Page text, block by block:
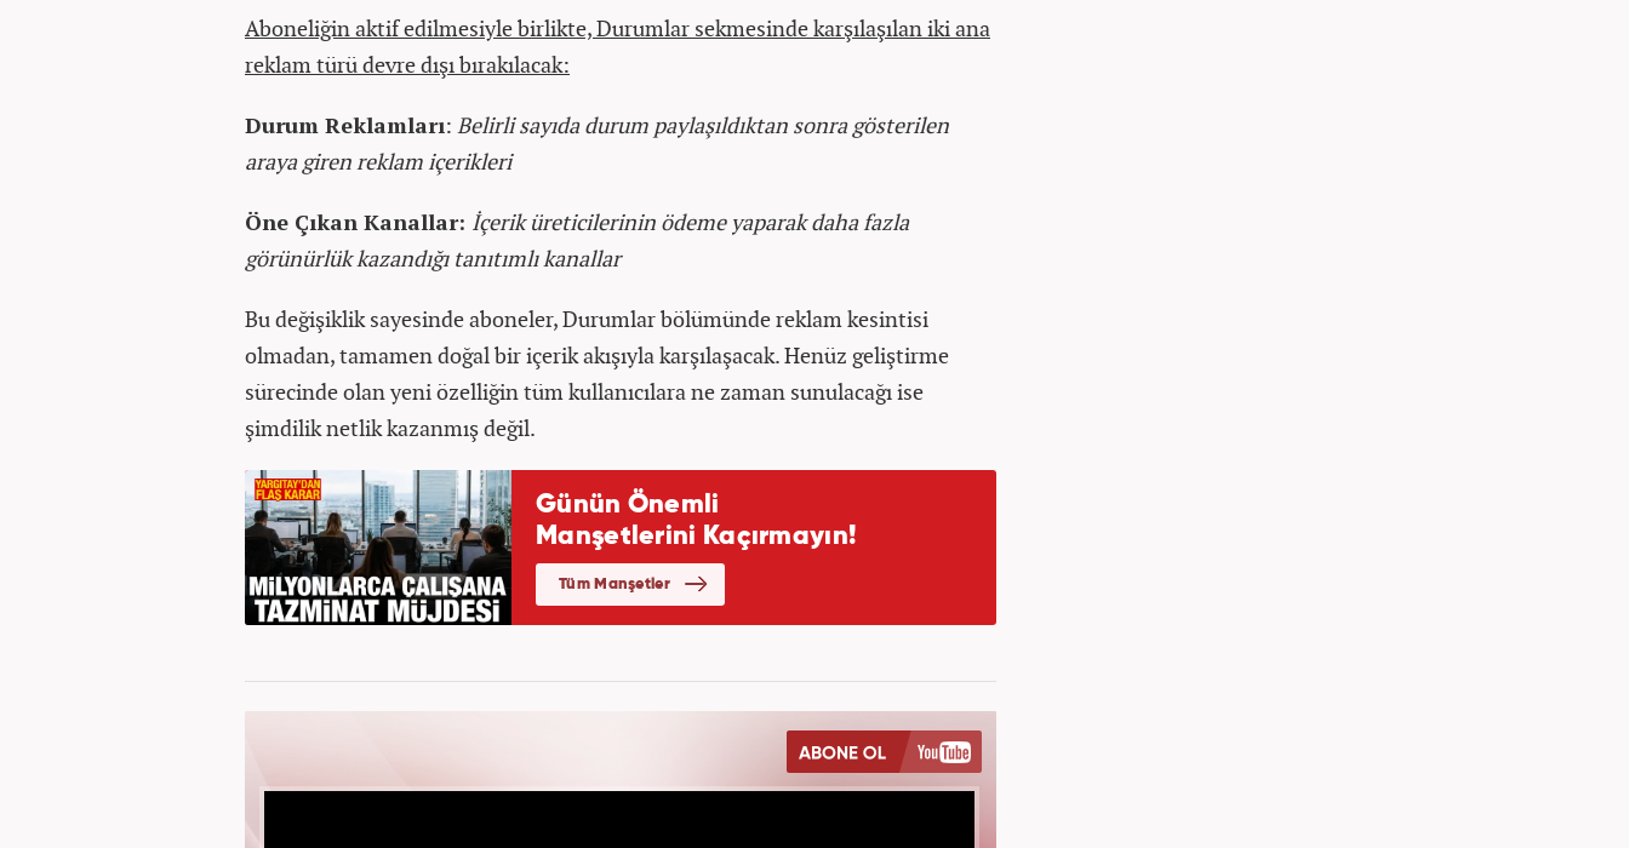
Aboneliğin aktif edilmesiyle birlikte, Durumlar sekmesinde karşılaşılan iki ana
reklam türü devre dışı bırakılacak:
Durum Reklamları: Belirli sayıda durum paylaşıldıktan sonra gösterilen
araya giren reklam içerikleri
Öne Çıkan Kanallar: İçerik üreticilerinin ödeme yaparak daha fazla
görünürlük kazandığı tanıtımlı kanallar
Bu değişiklik sayesinde aboneler, Durumlar bölümünde reklam kesintisi
olmadan, tamamen doğal bir içerik akışıyla karşılaşacak. Henüz geliştirme
sürecinde olan yeni özelliğin tüm kullanıcılara ne zaman sunulacağı ise
şimdilik netlik kazanmış değil.